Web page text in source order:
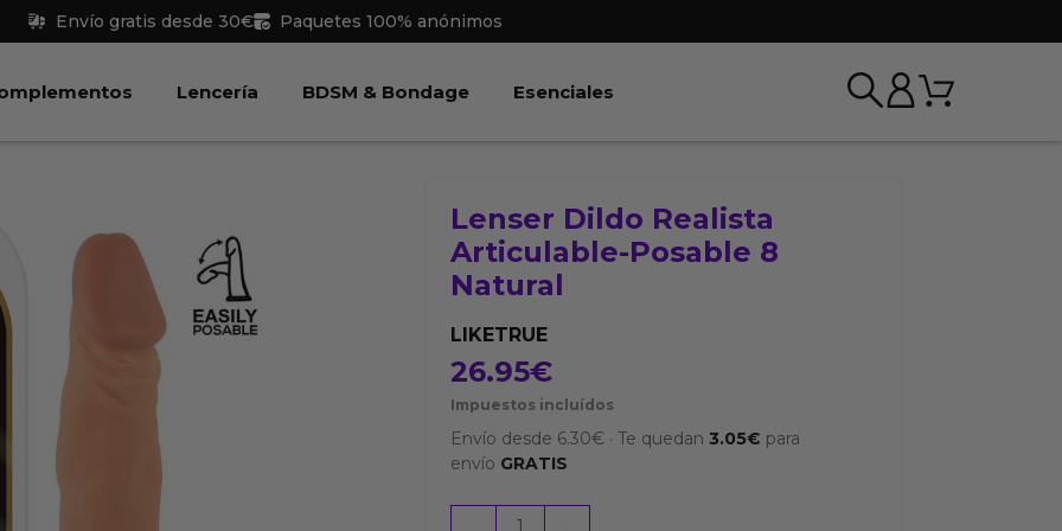
Envío gratis desde 30€ Paquetes 100% anónimos
Juguetes Abrir Complementos
Lencería Abrir Lencería
BDSM & Bondage Abrir BDSM & Bondage
Esenciales Carrito
Lenser Dildo Realista
Articulable-Posable 8
Natural
LIKETRUE
26.95€
Impuestos incluídos
Envío desde 6.30€ ·Te quedan 3.05€ para
envío GRATIS